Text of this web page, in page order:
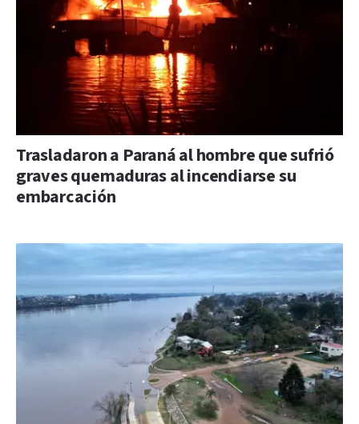
Trasladaron a Paraná al hombre que sufrió
graves quemaduras al incendiarse su
embarcación